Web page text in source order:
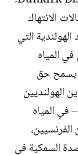
الانتهاك
التي
المياه
يسمح حق
الهولنديين
في المياه
السمكية في